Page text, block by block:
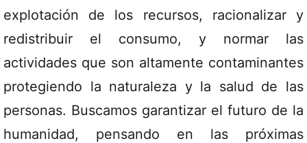
explotación de los recursos, racionalizar y
redistribuir el consumo, y normar las
actividades que son altamente contaminantes
protegiendo la naturaleza y la salud de las
personas. Buscamos garantizar el futuro de la
humanidad, pensando en las próximas